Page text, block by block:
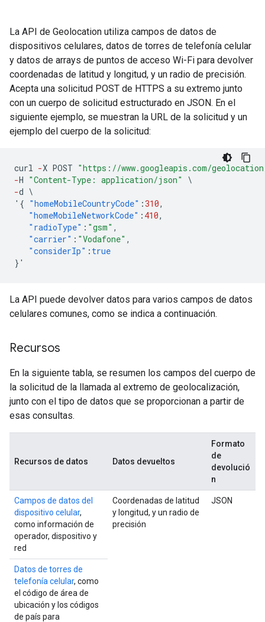
La API de Geolocation utiliza campos de datos de
dispositivos celulares, datos de torres de telefonía celular
y datos de arrays de puntos de acceso Wi-Fi para devolver
coordenadas de latitud y longitud, y un radio de precisión.
Acepta una solicitud POST de HTTPS a su extremo junto
con un cuerpo de solicitud estructurado en JSON. En el
siguiente ejemplo, se muestran la URL de la solicitud y un
ejemplo del cuerpo de la solicitud:
curl -X POST "https://www.googleapis.com/
-H "Content-Type: application/json"
\
-d \
' { "homeMobileCountryCode" :310,
"homeMobileNetworkCode" : 410,
"radioType" : "gsm" ,
"carrier" : "Vodafone" ,
"considerIp" : true
} '
La API puede devolver datos para varios campos de datos
celulares comunes, como se indica a continuación.
Recursos
En la siguiente tabla, se resumen los campos del cuerpo de
la solicitud de la llamada al extremo de geolocalización,
junto con el tipo de datos que se proporcionan a partir de
esas consultas.
Recursos de datos Datos devueltos
Formato
de
devolució
n
Campos de datos del
dispositivo celular,
como información de
operador, dispositivo y
red
Coordenadas de latitud
y longitud, y un radio de
precisión
JSON
Datos de torres de
telefonía celular, como
el código de área de
ubicación y los códigos
de país para